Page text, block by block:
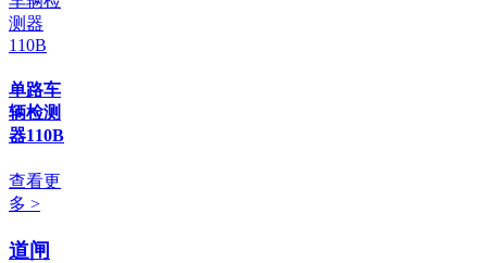
单路车
辆检测
器110B
查看更
多 >
道闸